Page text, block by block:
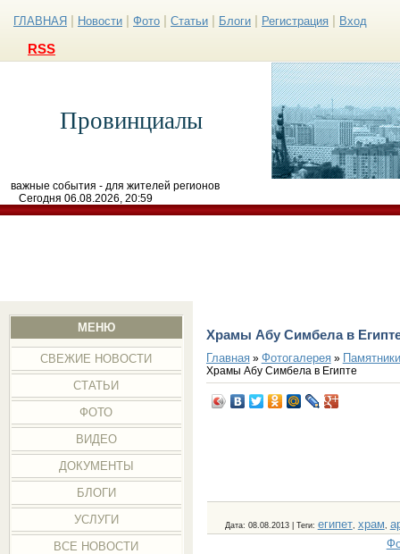
ГЛАВНАЯ Новости Фото Статьи Блоги Регистрация Вход
RSS
Провинциалы
важные события - для жителей регионов
Сегодня 06.08.2026, 20:59
МЕНЮ
СВЕЖИЕ НОВОСТИ
СТАТЬИ
ФОТО
ВИДЕО
ДОКУМЕНТЫ
БЛОГИ
УСЛУГИ
ВСЕ НОВОСТИ
Храмы Абу Симбела в
Главная» Фотогалерея»
Храмы Абу Симбела в Египте
Дата: 08.08.2013 | Теги: египет, храм